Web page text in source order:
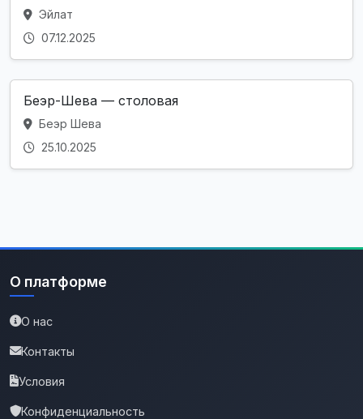
Эйлат
07.12.2025
Беэр-Шева — столовая
Беэр Шева
25.10.2025
О платформе
О нас
Контакты
Условия
Конфиденциальность